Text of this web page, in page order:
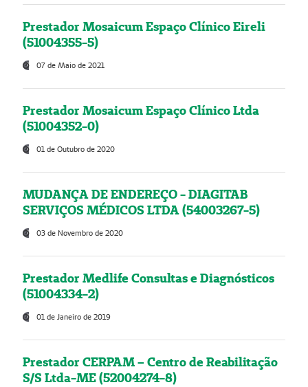
Prestador Mosaicum Espaço Clínico Eireli
(51004355-5)
07 de Maio de 2021
Prestador Mosaicum Espaço Clínico Ltda
(51004352-0)
01 de Outubro de 2020
MUDANÇA DE ENDEREÇO - DIAGITAB
SERVIÇOS MÉDICOS LTDA (54003267-5)
03 de Novembro de 2020
Prestador Medlife Consultas e Diagnósticos
(51004334-2)
01 de Janeiro de 2019
Prestador CERPAM – Centro de Reabilitação
S/S Ltda-ME (52004274-8)